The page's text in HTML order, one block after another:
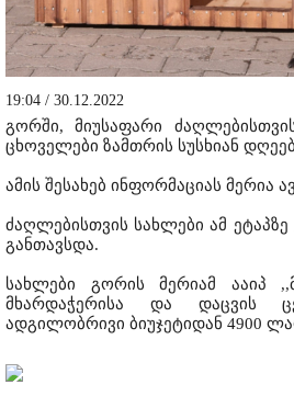
19:04 / 30.12.2022
გორში, მიუსაფარი
ცხოველები ზამთრის სუსხიან
ამის შესახებ ინფორმაციას მერია
ძაღლებისთვის სახლები ამ
განთავსდა.
სახლები გორის მერიამ ააიპ
მხარდაჭერისა და დაცვის
ადგილობრივი ბიუჯეტიდან 4900